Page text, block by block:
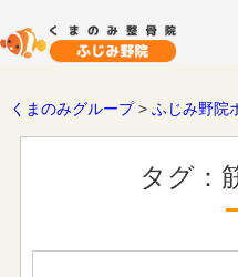
くまのみグループ> ふじみ野院
タグ：